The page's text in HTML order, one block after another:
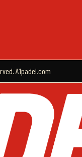
A1padel.com